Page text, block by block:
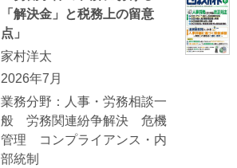
「解決金」と税務上の留意
点」
家村洋太
2026年7月
業務分野：人事・労務相談一
般 労務関連紛争解決 危機
管理 コンプライアンス・内
部統制